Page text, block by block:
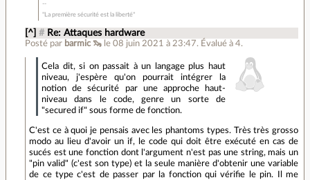
"La première sécurité est la liberté"
[^] # Re: Attaques hardware
Posté par barmic 🦦 le 08 juin 2021 à 23:47. Évalué à4.
Cela dit, si on passait à un langage plus haut
niveau, j'espère qu'on pourrait intégrer la
notion de sécurité par une approche haut-
niveau dans le code, genre un sorte de
"secured if" sous forme de fonction.
C'est ce à quoi je pensais avec les phantoms types. Très très grosso
modo au lieu d'avoir un if, le code qui doit être exécuté en cas de
sucés est une fonction dont l'argument n'est pas une string, mais un
"pin valid" (c'est son type) et la seule manière d'obtenir une variable
de ce type c'est de passer par la fonction qui vérifie le pin. Il me